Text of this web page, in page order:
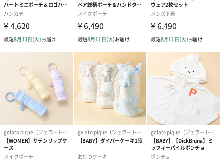
あらゆる年代の女性、男性に“お部屋の中のファッション”を贈り
ます。
大切な方へ着心地抜群のルームウェアを贈りませんか？
ふんわりと柔らかい、ずっと触っていたくなるようなルームウェ
ア。ユニセックス仕様なので、男性の方にはもちろん、女性の方
への贈り物にも！大切な方へのプレゼントにぜひご利用くださ
い。